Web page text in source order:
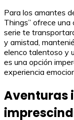
Para los amantes
Things” ofrece una
serie te
y amistad,
elenco talentoso y
es una opción
experiencia
Aventuras